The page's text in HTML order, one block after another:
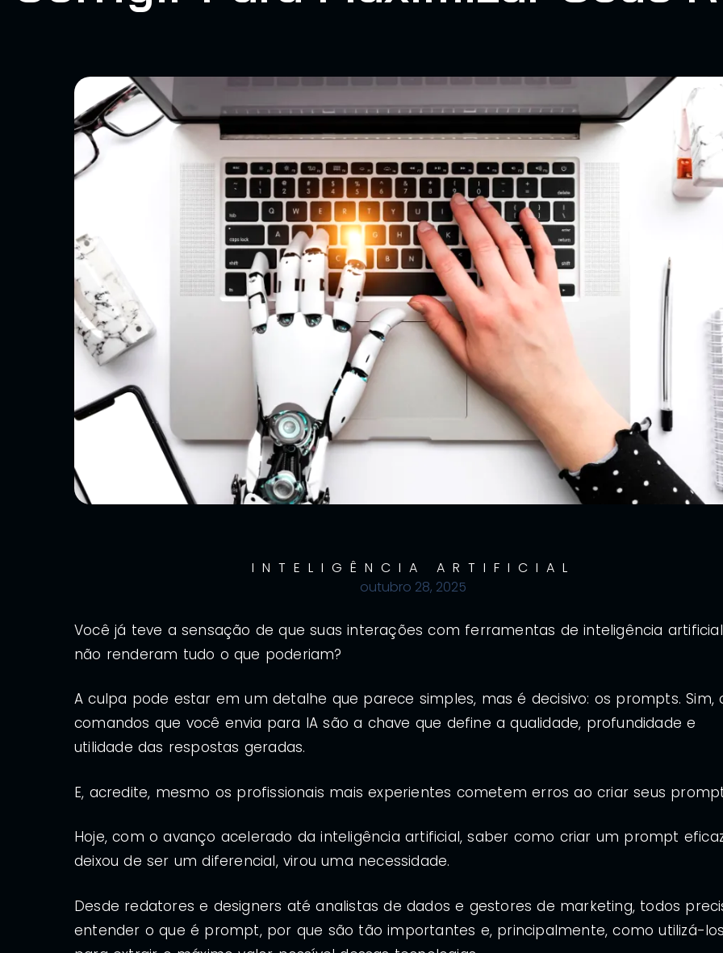
INTELIGÊNCIA ARTIFICIAL
outubro 28, 2025
Você já teve a sensação de que suas interações com ferramentas de inteligência artificial
não renderam tudo o que poderiam?
A culpa pode estar em um detalhe que parece simples, mas é decisivo: os prompts. Sim,
comandos que você envia para IA são a chave que define a qualidade, profundidade e
utilidade das respostas geradas.
E, acredite, mesmo os profissionais mais experientes cometem erros ao criar seus
Hoje, com o avanço acelerado da inteligência artificial, saber como criar um prompt
deixou de ser um diferencial, virou uma necessidade.
Desde redatores e designers até analistas de dados e gestores de marketing, todos
entender o que é prompt, por que são tão importantes e, principalmente, como utilizá-